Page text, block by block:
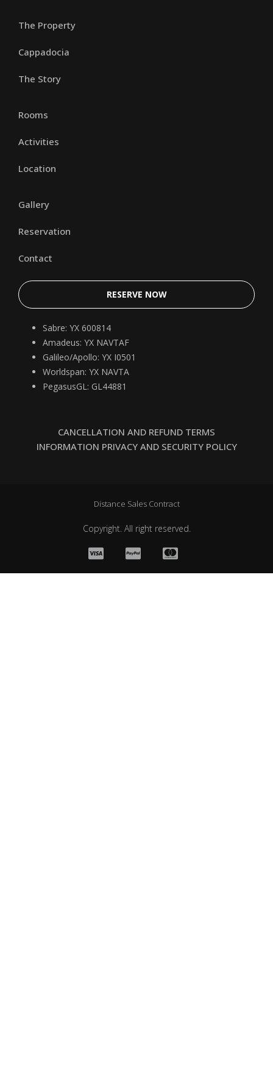
The Property
Cappadocia
The Story
Rooms
Activities
Location
Gallery
Reservation
Contact
RESERVE NOW
Sabre: YX 600814
Amadeus: YX NAVTAF
Galileo/Apollo: YX I0501
Worldspan: YX NAVTA
PegasusGL: GL44881
CANCELLATION AND REFUND TERMS
INFORMATION PRIVACY AND SECURITY POLICY
Distance Sales Contract
Copyright. All right reserved.